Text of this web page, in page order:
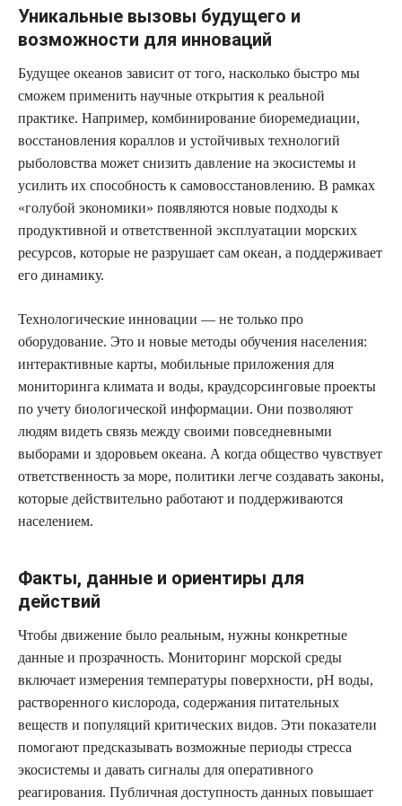
Уникальные вызовы будущего и
возможности для инноваций
Будущее океанов зависит от того, насколько быстро мы
сможем применить научные открытия к реальной
практике. Например, комбинирование биоремедиации,
восстановления кораллов и устойчивых технологий
рыболовства может снизить давление на экосистемы и
усилить их способность к самовосстановлению. В рамках
«голубой экономики» появляются новые подходы к
продуктивной и ответственной эксплуатации морских
ресурсов, которые не разрушает сам океан, а поддерживает
его динамику.
Технологические инновации — не только про
оборудование. Это и новые методы обучения населения:
интерактивные карты, мобильные приложения для
мониторинга климата и воды, краудсорсинговые проекты
по учету биологической информации. Они позволяют
людям видеть связь между своими повседневными
выборами и здоровьем океана. А когда общество чувствует
ответственность за море, политики легче создавать законы,
которые действительно работают и поддерживаются
населением.
Факты, данные и ориентиры для
действий
Чтобы движение было реальным, нужны конкретные
данные и прозрачность. Мониторинг морской среды
включает измерения температуры поверхности, pH воды,
растворенного кислорода, содержания питательных
веществ и популяций критических видов. Эти показатели
помогают предсказывать возможные периоды стресса
экосистемы и давать сигналы для оперативного
реагирования. Публичная доступность данных повышает